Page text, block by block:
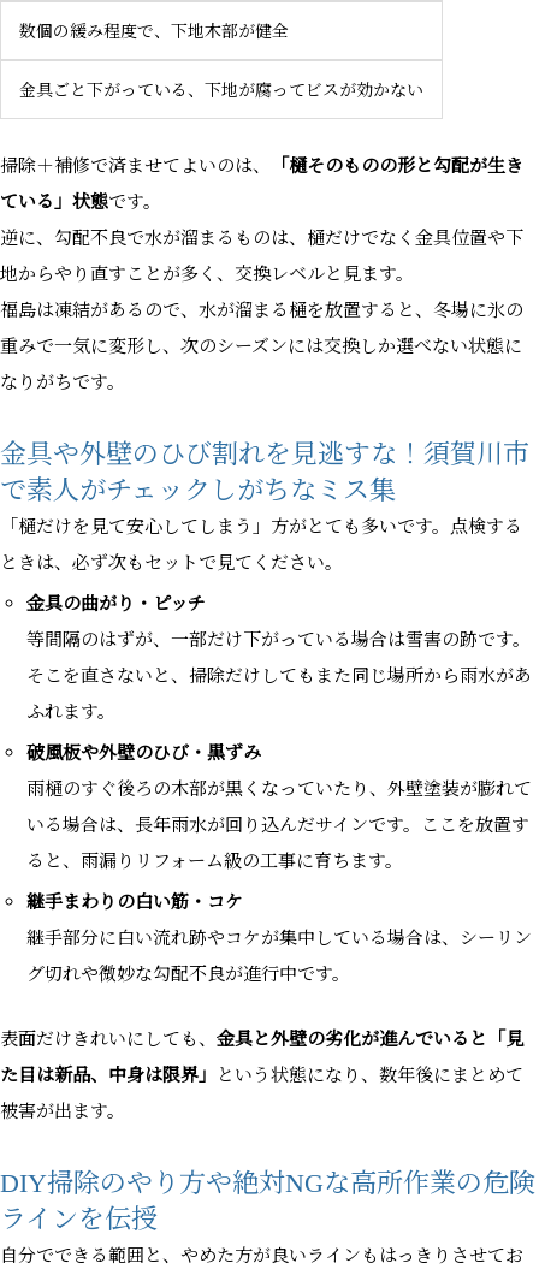
数個の緩み程度で、下地木部が健全
金具ごと下がっている、下地が腐ってビスが効かない
掃除＋補修で済ませてよいのは、
「樋そのものの形と勾配が生き
ている」状態です。
逆に、勾配不良で水が溜まるものは、樋だけでなく金具位置や下
地からやり直すことが多く、交換レベルと見ます。
福島は凍結があるので、水が溜まる樋を放置すると、冬場に氷の
重みで一気に変形し、次のシーズンには交換しか選べない状態に
なりがちです。
金具や外壁のひび割れを見逃すな！須賀川市
で素人がチェックしがちなミス集
「樋だけを見て安心してしまう」方がとても多いです。点検する
ときは、必ず次もセットで見てください。
金具の曲がり・ピッチ
等間隔のはずが、一部だけ下がっている場合は雪害の跡です。
そこを直さないと、掃除だけしてもまた同じ場所から雨水があ
ふれます。
破風板や外壁のひび・黒ずみ
雨樋のすぐ後ろの木部が黒くなっていたり、外壁塗装が膨れて
いる場合は、長年雨水が回り込んだサインです。ここを放置す
ると、雨漏りリフォーム級の工事に育ちます。
継手まわりの白い筋・コケ
継手部分に白い流れ跡やコケが集中している場合は、シーリン
グ切れや微妙な勾配不良が進行中です。
表面だけきれいにしても、 金具と外壁の劣化が進んでいると「見
た目は新品、中身は限界」
という状態になり、数年後にまとめて
被害が出ます。
DIY掃除のやり方や絶対NGな高所作業の危険
ラインを伝授
自分でできる範囲と、やめた方が良いラインもはっきりさせてお